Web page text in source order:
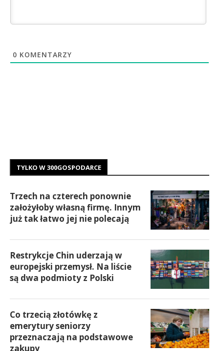
0 KOMENTARZY
TYLKO W 300GOSPODARCE
Trzech na czterech ponownie
założyłoby własną firmę. Innym
już tak łatwo jej nie polecają
Restrykcje Chin uderzają w
europejski przemysł. Na liście
są dwa podmioty z Polski
Co trzecią złotówkę z
emerytury seniorzy
przeznaczają na podstawowe
zakupy